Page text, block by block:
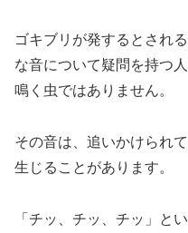
ゴキブリが発するとされ
な音について疑問を持つ
鳴く虫ではありません。
その音は、追いかけられ
生じることがあります。
「チッ、チッ、チッ」と